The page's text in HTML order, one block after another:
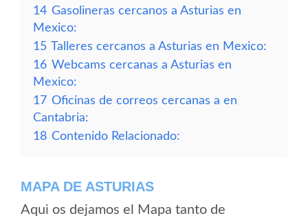
14 Gasolineras cercanos a Asturias en
Mexico:
15 Talleres cercanos a Asturias en Mexico:
16 Webcams cercanas a Asturias en
Mexico:
17 Oficinas de correos cercanas a en
Cantabria:
18 Contenido Relacionado:
MAPA DE ASTURIAS
Aqui os dejamos el Mapa tanto de